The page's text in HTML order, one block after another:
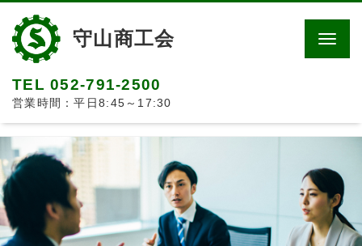
守山商工会
TEL 052-791-2500
営業時間：平日8:45～17:30